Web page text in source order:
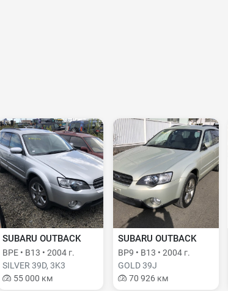
SUBARU OUTBACK
BPE • B13 • 2004 г.
SILVER 39D, 3K3
55 000 км
SUBARU OUTBACK
BP9 • B13 • 2004 г.
GOLD 39J
70 926 км